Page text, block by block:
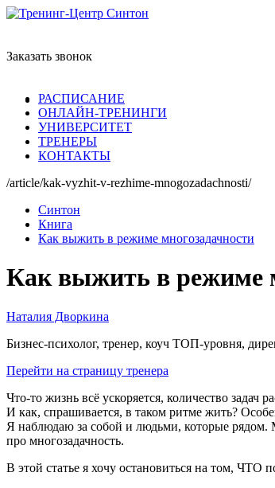
Заказать звонок
РАСПИСАНИЕ
ОНЛАЙН-ТРЕНИНГИ
УНИВЕРСИТЕТ
ТРЕНЕРЫ
КОНТАКТЫ
/article/kak-vyzhit-v-rezhime-mnogozadachnosti/
Синтон
Книга
Как выжить в режиме многозадачности
Как выжить в режиме
Наталия Дворкина
Бизнес-психолог, тренер, коуч ТОП-уровня,
Перейти на страницу тренера
Что-то жизнь всё ускоряется, количество задач
И как, спрашивается, в таком ритме жить?
Я наблюдаю за собой и людьми, которые рядом.
про многозадачность.
В этой статье я хочу остановиться на том, ЧТО